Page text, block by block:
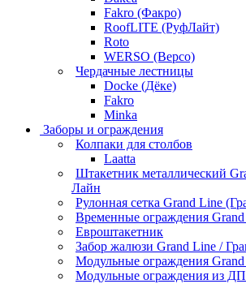
Fakro (Факро)
RoofLITE (РуфЛайт)
Roto
WERSO (Версо)
Чердачные лестницы
Docke (Дёке)
Fakro
Minka
Заборы и ограждения
Колпаки для столбов
Laatta
Штакетник металлический
Лайн
Рулонная сетка Grand Line
Временные ограждения
Евроштакетник
Забор жалюзи Grand Line /
Модульные ограждения
Модульные ограждения из